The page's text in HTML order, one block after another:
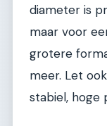
diameter is
maar voor
grotere
meer. Let
stabiel, hoge